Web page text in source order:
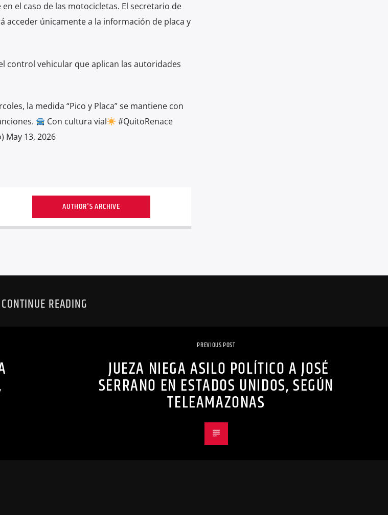
el caso de las motocicletas. El secretario de
acceder únicamente a la información de placa y
control vehicular que aplican las autoridades
la medida “Pico y Placa” se mantiene con
Con cultura vial
#QuitoRenace
May 13, 2026
AUTHOR'S ARCHIVE
CONTINUE READING
PREVIOUS POST
JUEZA NIEGA ASILO POLÍTICO A JOSÉ
SERRANO EN ESTADOS UNIDOS, SEGÚN
TELEAMAZONAS